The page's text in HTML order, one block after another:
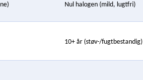
Nul halogen (mild, lugtfri)
10+ år (støv-/fugtbestandig)